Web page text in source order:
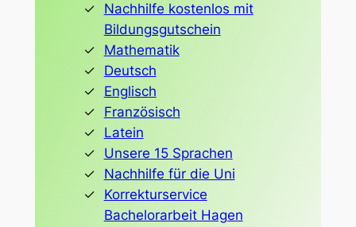
Nachhilfe kostenlos mit
Bildungsgutschein
Mathematik
Deutsch
Englisch
Französisch
Latein
Unsere 15 Sprachen
Nachhilfe für die Uni
Korrekturservice
Bachelorarbeit Hagen